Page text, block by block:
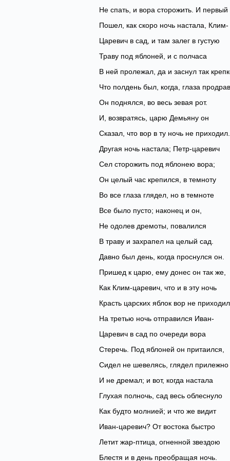
Не спать, и вора сторожить. И первый
Пошел, как скоро ночь настала, Клим-
Царевич в сад, и там залег в густую
Траву под яблоней, и с полчаса
В ней пролежал, да и заснул так
Что полдень был, когда, глаза
Он поднялся, во весь зевая рот.
И, возвратясь, царю Демьяну он
Сказал, что вор в ту ночь не приходил.
Другая ночь настала; Петр-царевич
Сел сторожить под яблонею вора;
Он целый час крепился, в темноту
Во все глаза глядел, но в темноте
Все было пусто; наконец и он,
Не одолев дремоты, повалился
В траву и захрапел на целый сад.
Давно был день, когда проснулся он.
Пришед к царю, ему донес он так же,
Как Клим-царевич, что и в эту ночь
Красть царских яблок вор не
На третью ночь отправился Иван-
Царевич в сад по очереди вора
Стеречь. Под яблоней он притаился,
Сидел не шевелясь, глядел прилежно
И не дремал; и вот, когда настала
Глухая полночь, сад весь облеснуло
Как будто молнией; и что же видит
Иван-царевич? От востока быстро
Летит жар-птица, огненной звездою
Блестя и в день преобращая ночь.